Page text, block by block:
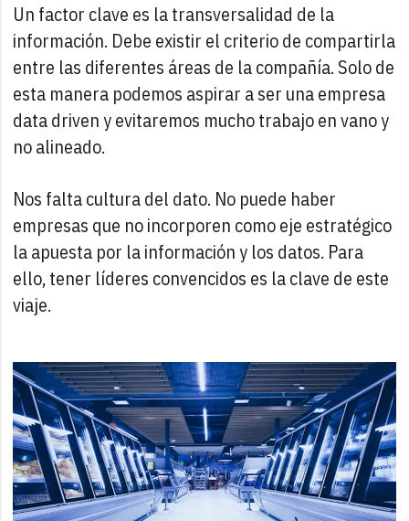
Un factor clave es la transversalidad de la
información. Debe existir el criterio de compartirla
entre las diferentes áreas de la compañía. Solo de
esta manera podemos aspirar a ser una empresa
data driven y evitaremos mucho trabajo en vano y
no alineado.
Nos falta cultura del dato. No puede haber
empresas que no incorporen como eje estratégico
la apuesta por la información y los datos. Para
ello, tener líderes convencidos es la clave de este
viaje.